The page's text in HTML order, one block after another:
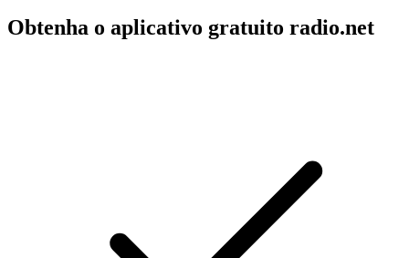
Obtenha o aplicativo gratuito radio.net